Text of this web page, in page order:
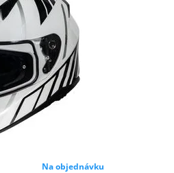
Na objednávku